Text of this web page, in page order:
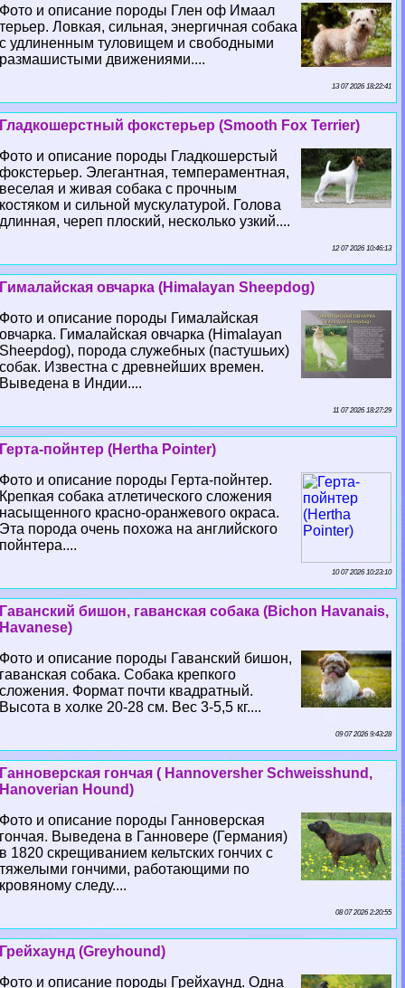
Фото и описание породы Глен оф Имаал
терьер. Ловкая, сильная, энергичная собака
с удлиненным туловищем и свободными
размашистыми движениями....
13 07 2026 18:22:41
Гладкошерстный фокстерьер (Smooth Fox Terrier)
Фото и описание породы Гладкошерстый
фокстерьер. Элегантная, темпераментная,
веселая и живая собака с прочным
костяком и сильной мускулатурой. Голова
длинная, череп плоский, несколько узкий....
12 07 2026 10:46:13
Гималайская овчарка (Himalayan Sheepdog)
Фото и описание породы Гималайская
овчарка. Гималайская овчарка (Himalayan
Sheepdog), порода служебных (пастушьих)
собак. Известна с древнейших времен.
Выведена в Индии....
11 07 2026 18:27:29
Герта-пойнтер (Hertha Pointer)
Фото и описание породы Герта-пойнтер.
Крепкая собака атлетического сложения
насыщенного красно-оранжевого окраса.
Эта порода очень похожа на английского
пойнтера....
10 07 2026 10:23:10
Гаванский бишон, гаванская собака (Bichon Havanais,
Havanese)
Фото и описание породы Гаванский бишон,
гаванская собака. Собака крепкого
сложения. Формат почти квадратный.
Высота в холке 20-28 см. Вес 3-5,5 кг....
09 07 2026 9:43:28
Ганноверская гончая ( Hannoversher Schweisshund,
Hanoverian Hound)
Фото и описание породы Ганноверская
гончая. Выведена в Ганновере (Германия)
в 1820 скрещиванием кельтских гончих с
тяжелыми гончими, работающими по
кровяному следу....
08 07 2026 2:20:55
Грейхаунд (Greyhound)
Фото и описание породы Грейхаунд. Одна